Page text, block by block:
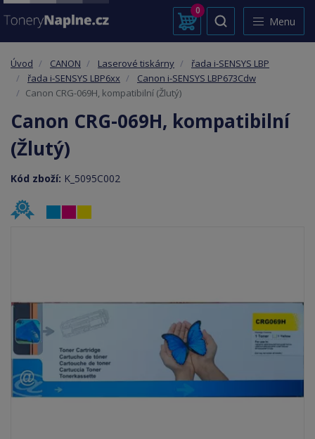
0
Menu
Úvod CANON Laserové tiskárny
řada i-SENSYS LBP
řada i-SENSYS LBP6xx
Canon i-SENSYS LBP673Cdw
Canon CRG-069H, kompatibilní (Žlutý)
Canon CRG-069H, kompatibilní
(Žlutý)
Kód zboží: K_5095C002